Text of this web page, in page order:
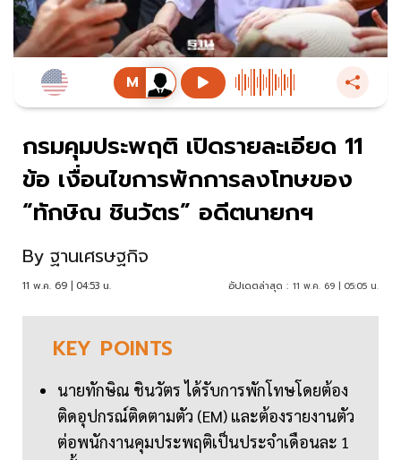
กรมคุมประพฤติ เปิดรายละเอียด 11
ข้อ เงื่อนไขการพักการลงโทษของ
“ทักษิณ ชินวัตร” อดีตนายกฯ
By ฐานเศรษฐกิจ
11 พ.ค. 69 | 04:53 น. อัปเดตล่าสุด : 11 พ.ค. 69 | 05:05 น.
KEY POINTS
นายทักษิณ ชินวัตร ได้รับการพักโทษโดยต้อง
ติดอุปกรณ์ติดตามตัว (EM) และต้องรายงานตัว
ต่อพนักงานคุมประพฤติเป็นประจำเดือนละ 1